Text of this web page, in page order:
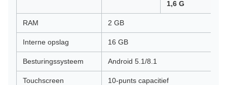
1,6 G
RAM 2 GB
Interne opslag 16 GB
Besturingssysteem Android 5.1/8.1
Touchscreen
10-punts capacitief